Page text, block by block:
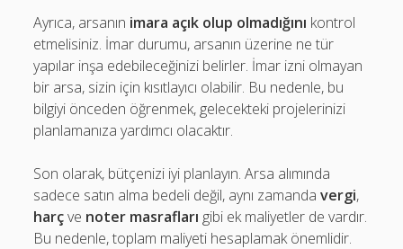
Ayrıca, arsanın imara açık olup olmadığını kontrol
etmelisiniz. İmar durumu, arsanın üzerine ne tür
yapılar inşa edebileceğinizi belirler. İmar izni olmayan
bir arsa, sizin için kısıtlayıcı olabilir. Bu nedenle, bu
bilgiyi önceden öğrenmek, gelecekteki projelerinizi
planlamanıza yardımcı olacaktır.
Son olarak, bütçenizi iyi planlayın. Arsa alımında
sadece satın alma bedeli değil, aynı zamandavergi,
harçve noter masrafları gibi ek maliyetler de vardır.
Bu nedenle, toplam maliyeti hesaplamak önemlidir.